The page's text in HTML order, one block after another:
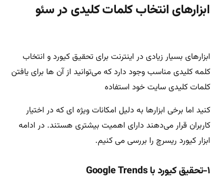
ابزارهای انتخاب کلمات کلیدی در سئو
ابزارهای بسیار زیادی در اینترنت برای تحقیق کیورد و انتخاب
کلمه کلیدی مناسب وجود دارد که می‌توانید از آن ها برای یافتن
کلمات کلیدی سایت خود استفاده
کنید اما برخی ابزارها به دلیل امکانات ویژه ای که در اختیار
کاربران قرار می‌دهند دارای اهمیت بیشتری هستند. در ادامه
ابزار کیورد ریسرچ را بررسی می کنیم.
۱-تحقیق کیورد با Google Trends